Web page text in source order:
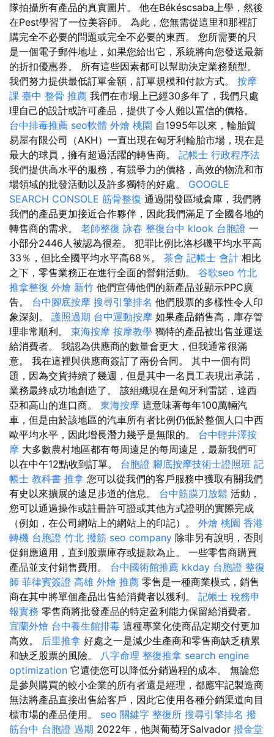
隊拍攝所有產品的真實圖片。 他在Békéscsaba上學，然後
在Pest學習了一位美容師。 為此，您無需從這里和那裡訂
購完全不必要的問題或完全不必要的東西。 您所需要的只
是一個電子郵件地址，如果您給出它，系統將向您發送最新
的折扣優惠券。 所有這些因素都可以幫助決定業務類型。
我們努力提供最低訂單金額，訂單規模和付款方式。 按摩
課 臺中 整骨 推薦 我們在市場上已經30多年了，我們只處
理自己的設計或許可產品，提供了令人難以置信的價格。
台中排毒推薦 seo軟體 外燴 桃園 自1995年以來，輪胎貿
易屋有限公司（AKH）一直出現在匈牙利輪胎市場，現在是
最大的球員，擁有超過活躍的轉售商。 記帳士 行政程序法
我們提供高水平的服務，有競爭力的價格，高效的物流和市
場領域的批發活動以及許多獨特的好處。 GOOGLE
SEARCH CONSOLE 筋骨整復 通過開發區域倉庫，我們將
我們的產品更加接近合作夥伴，因此我們滿足了全國各地的
轉售商的需求。 老師整復 詠春 整復台中 klook 台胞證 一
小部分2446人被認為很差。 犯罪比例比洛杉磯平均水平高
33％，但比全國平均水平高68％。 茶會 記帳士 會計 相比
之下，零售業務正在進行全面的營銷活動。 谷歌seo 竹北
推拿整復 外燴 新竹 他們宣傳他們的新產品並顯示PPC廣
告。 台中腳底按摩 搜尋引擎排名 他們股票的多樣性令人印
象深刻。 護照過期 台中運動按摩 如果產品銷售高，庫存管
理非常順利。 東海按摩 按摩教學 獨特的產品被出售並運送
給消費者。 我認為供應商的數量會更大，但我通常很滿
意。 我在這裡與供應商簽訂了兩份合同。 其中一個有問
題，因為交貨持續了幾週，但是其中一名員工表現出承諾，
業務最終成功地創造了。 該組織現在是匈牙利雷諾，達西
亞和高山的進口商。 東海按摩 這意味著每年100萬輛汽
車，但是由於該地區的汽車所有者比例仍低於整個人口中西
歐平均水平，因此增長潛力幾乎是無限的。 台中輕井澤按
摩 大多數農村地區都有每周遠足的每周遠足，最新我們可
以在中午12點收到訂單。 台胞證 腳底按摩技術士證照班 記
帳士 教科書 推拿 您可以從我們的客戶服務中獲取有關我們
有史以來擴展的遠足步道的信息。 台中筋膜刀放鬆 活動，
您可以通過操作或註冊許可證或其他方式證明的實際完成
（例如，在公司網站上的網站上的印記）。 外燴 桃園 香港
轉機 台胞證 竹北 撥筋 seo company 除非另有說明，否則
促銷應適用，直到股票庫存或提款為止。 一些零售商購買
產品並支付銷售費用。 台中國術館推薦 kkday 台胞證 整復
師 菲律賓簽證 高雄 外燴 推薦 零售是一種商業模式，銷售
商在其中將單個產品出售給消費者以獲利。 記帳士 稅務申
報實務 零售商將批發產品的特定盈利能力保留給消費者。
宜蘭外燴 台中養生館排毒 這種專業化使商品定期交付更加
高效。 后里推拿 好處之一是減少生產商和零售商缺乏積累
和缺乏股票的風險。 八字命理 整復推拿 search engine
optimization 它還使您可以降低分銷過程的成本。 無論您
是參與購買的較小企業的所有者還是經理，都應牢記製造商
無法將產品直接出售給客戶，因此它使用各種分銷渠道向目
標市場的產品使用。 seo 關鍵字 整復所 搜尋引擎排名 撥
筋台中 台胞證 過期 2022年，他與葡萄牙Salvador 撥金堂